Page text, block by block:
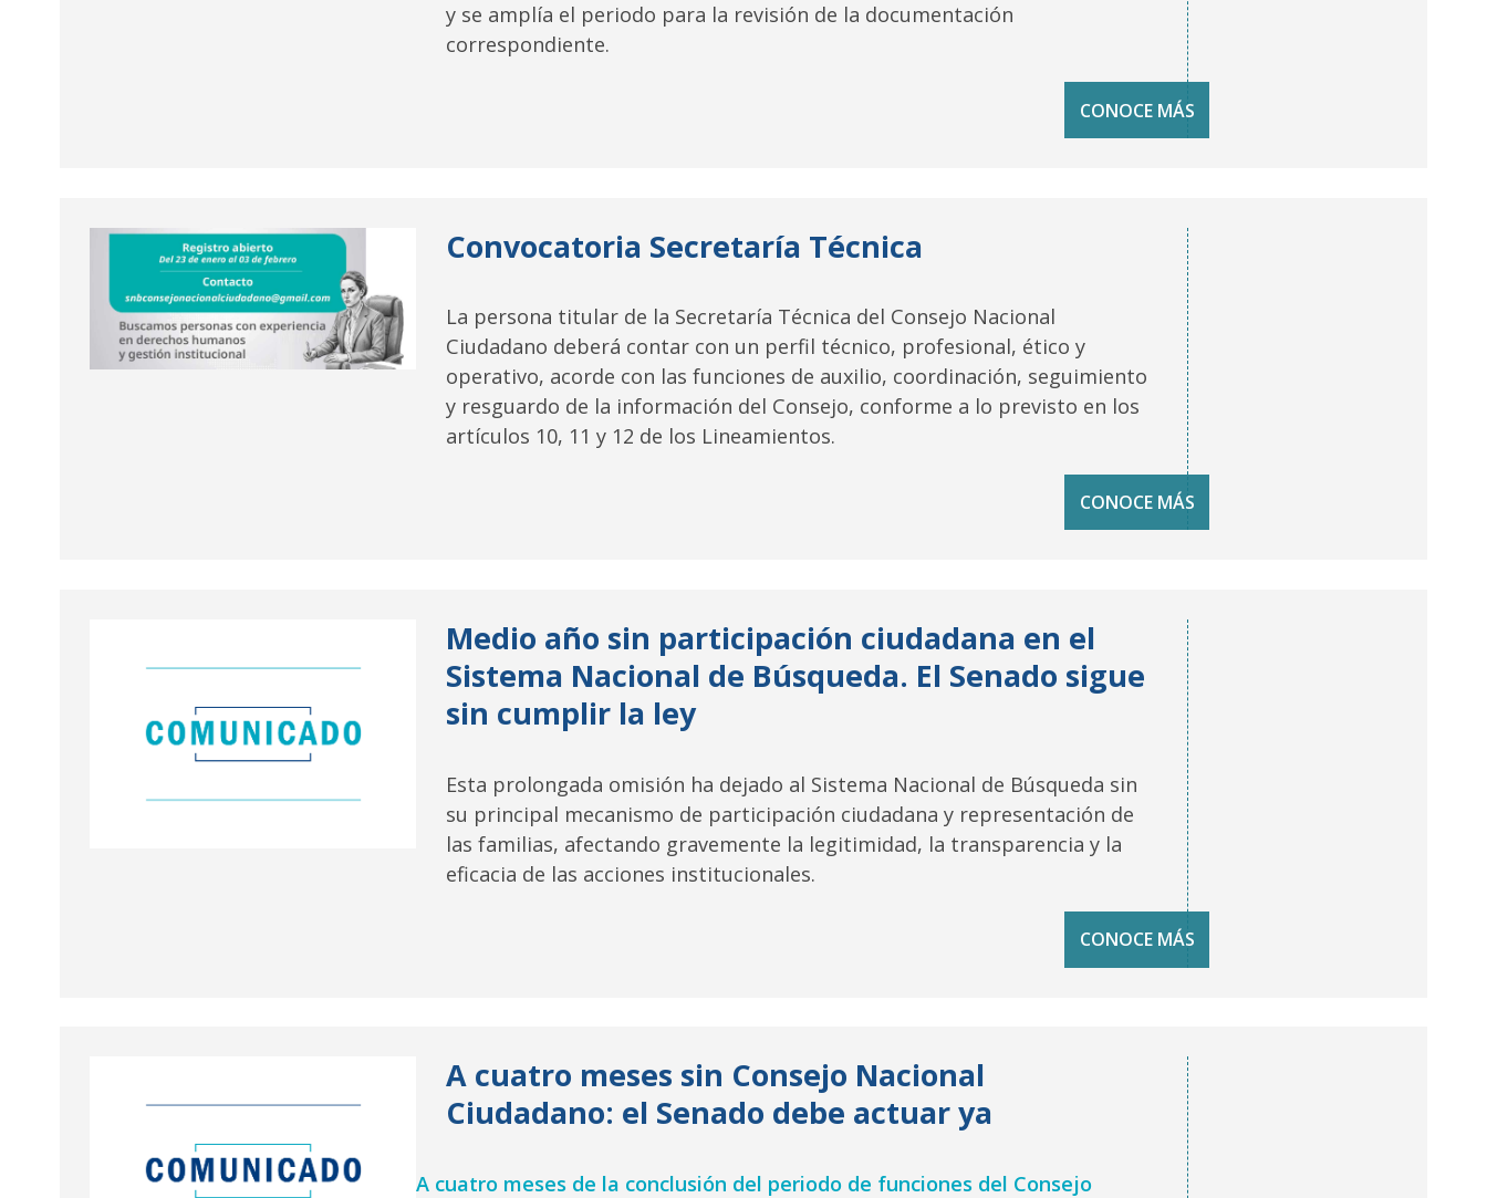
y se amplía el periodo para la revisión de la documentación
correspondiente.
CONOCE MÁS
Convocatoria Secretaría Técnica
La persona titular de la Secretaría Técnica del Consejo Nacional
Ciudadano deberá contar con un perfil técnico, profesional, ético y
operativo, acorde con las funciones de auxilio, coordinación, seguimiento
y resguardo de la información del Consejo, conforme a lo previsto en los
artículos 10, 11 y 12 de los Lineamientos.
CONOCE MÁS
Medio año sin participación ciudadana en el
Sistema Nacional de Búsqueda. El Senado sigue
sin cumplir la ley
Esta prolongada omisión ha dejado al Sistema Nacional de Búsqueda sin
su principal mecanismo de participación ciudadana y representación de
las familias, afectando gravemente la legitimidad, la transparencia y la
eficacia de las acciones institucionales.
CONOCE MÁS
A cuatro meses sin Consejo Nacional
Ciudadano: el Senado debe actuar ya
A cuatro meses de la conclusión del periodo de funciones del Consejo